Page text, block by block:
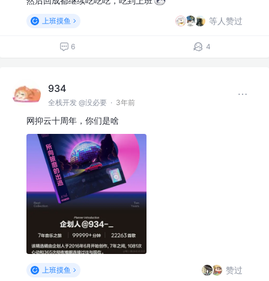
上班摸鱼 等人赞过
6 4
934
全栈开发 @没必要 · 3年前
网抑云十周年，你们是啥
上班摸鱼 赞过